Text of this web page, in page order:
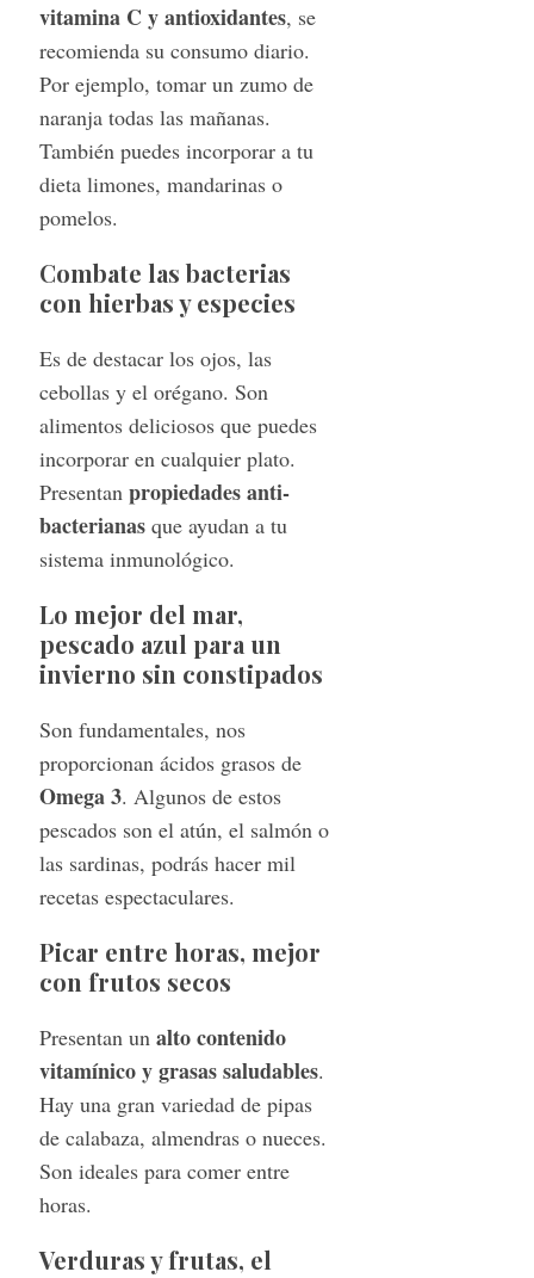
vitamina C y antioxidantes, se
recomienda su consumo diario.
Por ejemplo, tomar un zumo de
naranja todas las mañanas.
También puedes incorporar a tu
dieta limones, mandarinas o
pomelos.
Combate las bacterias
con hierbas y especies
Es de destacar los ojos, las
cebollas y el orégano. Son
alimentos deliciosos que puedes
incorporar en cualquier plato.
Presentan propiedades anti-
bacterianasque ayudan a tu
sistema inmunológico.
Lo mejor del mar,
pescado azul para un
invierno sin constipados
Son fundamentales, nos
proporcionan ácidos grasos de
Omega 3. Algunos de estos
pescados son el atún, el salmón o
las sardinas, podrás hacer mil
recetas espectaculares.
Picar entre horas, mejor
con frutos secos
Presentan un alto contenido
vitamínico y grasas saludables.
Hay una gran variedad de pipas
de calabaza, almendras o nueces.
Son ideales para comer entre
horas.
Verduras y frutas, el
S
a
r
h
f
o